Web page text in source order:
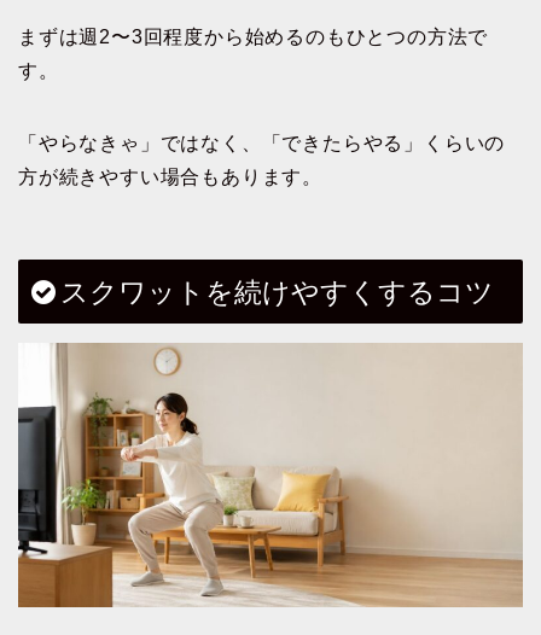
まずは週2〜3回程度から始めるのもひとつの方法で
す。
「やらなきゃ」ではなく、「できたらやる」くらいの
方が続きやすい場合もあります。
スクワットを続けやすくするコツ